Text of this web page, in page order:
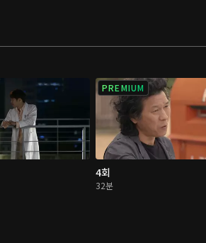
PREMIUM
4회
32분